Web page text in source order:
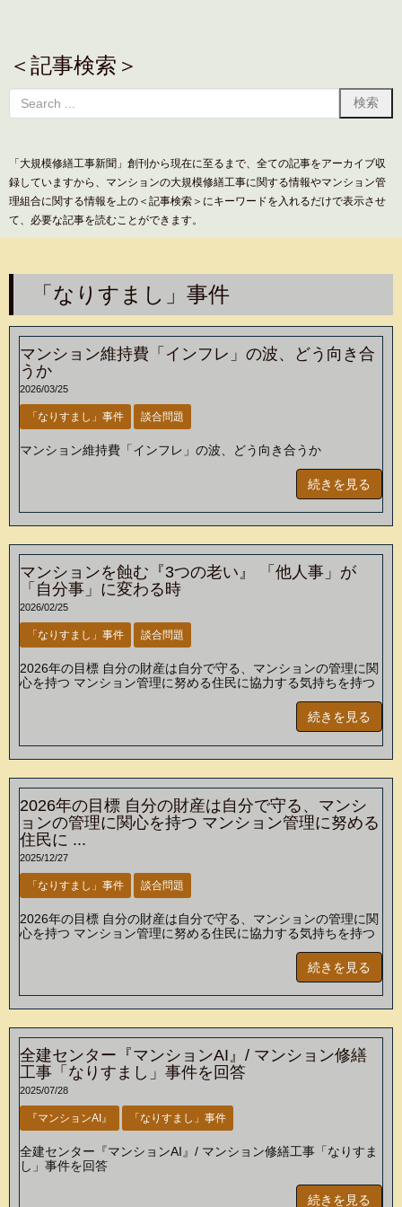
＜記事検索＞
「大規模修繕工事新聞」創刊から現在に至るまで、全ての記事をアーカイブ収
録していますから、マンションの大規模修繕工事に関する情報やマンション管
理組合に関する情報を上の＜記事検索＞にキーワードを入れるだけで表示させ
て、必要な記事を読むことができます。
「なりすまし」事件
マンション維持費「インフレ」の波、どう向き合
うか
2026/03/25
「なりすまし」事件 談合問題
マンション維持費「インフレ」の波、どう向き合うか
続きを見る
マンションを蝕む『3つの老い』 「他人事」が
「自分事」に変わる時
2026/02/25
「なりすまし」事件 談合問題
2026年の目標 自分の財産は自分で守る、マンションの管理に関
心を持つ マンション管理に努める住民に協力する気持ちを持つ
続きを見る
2026年の目標 自分の財産は自分で守る、マンシ
ョンの管理に関心を持つ マンション管理に努める
住民に ...
2025/12/27
「なりすまし」事件 談合問題
2026年の目標 自分の財産は自分で守る、マンションの管理に関
心を持つ マンション管理に努める住民に協力する気持ちを持つ
続きを見る
全建センター『マンションAI』/ マンション修繕
工事「なりすまし」事件を回答
2025/07/28
『マンションAI』 「なりすまし」事件
全建センター『マンションAI』/ マンション修繕工事「なりすま
し」事件を回答
続きを見る